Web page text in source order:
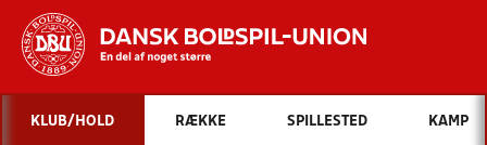
Hvad vil du søge efter?
KLUB/HOLD RÆKKE SPILLESTED KAMP